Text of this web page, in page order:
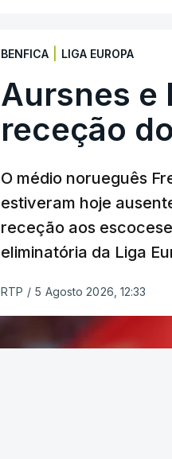
triunfo em prólogos da
segundos, enquanto o
(Anicolor-Campicarn),
quarta e quinta posições,
em Sintra, na primeira
categoria nos derradeiros
TÓPICOS
BENFICA LIGA EUROPA
Aursnes e
receção
O médio norueguês
estiveram hoje
receção aos
eliminatória da Liga
RTP / 5 Agosto 2026, 12:33